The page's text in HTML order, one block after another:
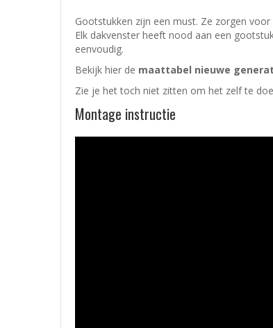
Gootstukken zijn een must. Ze zorgen
Elk dakvenster heeft nood aan een
eenvoudig.
Bekijk hier de maattabel nieuwe
Zie je het toch niet zitten om het zelf te
Montage instructie